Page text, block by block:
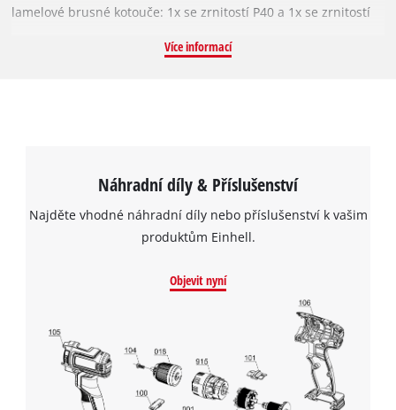
lamelové brusné kotouče: 1x se zrnitostí P40 a 1x se zrnitostí
(62) lze dosáhnout optimálního výsledku broušení, například
Více informací
Náhradní díly & Příslušenství
Najděte vhodné náhradní díly nebo příslušenství k vašim
produktům Einhell.
Objevit nyní